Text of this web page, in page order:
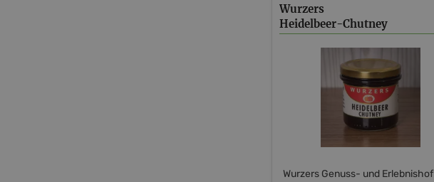
Wurzers
Heidelbeer-Chutney
Wurzers Genuss- und Erlebnishof